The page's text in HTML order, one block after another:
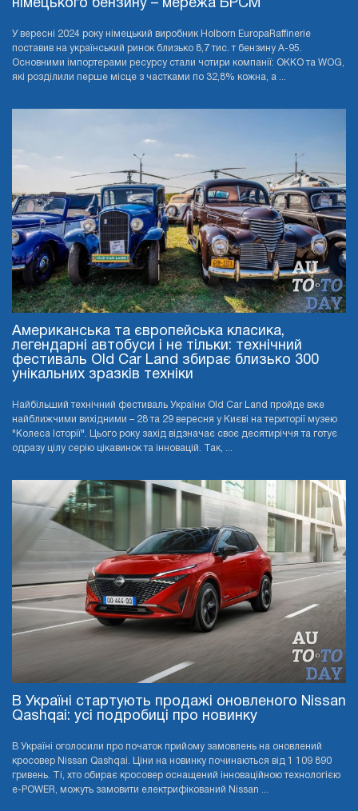
німецького бензину – мережа БРСМ
У вересні 2024 року німецький виробник Holborn EuropaRaffinerie
поставив на український ринок близько 8,7 тис. т бензину А-95.
Основними імпортерами ресурсу стали чотири компанії: OKKO та WOG,
які розділили перше місце з частками по 32,8% кожна, а ...
Американська та європейська класика,
легендарні автобуси і не тільки: технічний
фестиваль Old Car Land збирає близько 300
унікальних зразків техніки
Найбільший технічний фестиваль України Old Car Land пройде вже
найближчими вихідними – 28 та 29 вересня у Києві на території музею
"Колеса Історії". Цього року захід відзначає своє десятиріччя та готує
одразу цілу серію цікавинок та інновацій. Так, ...
В Україні стартують продажі оновленого Nissan
Qashqai: усі подробиці про новинку
В Україні оголосили про початок прийому замовлень на оновлений
кросовер Nissan Qashqai. Ціни на новинку починаються від 1 109 890
гривень. Ті, хто обирає кросовер оснащений інноваційною технологією
e-POWER, можуть замовити електрифікований Nissan ...